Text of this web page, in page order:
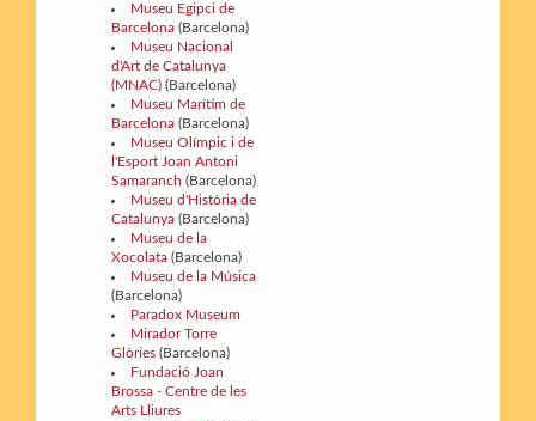
Museu Egipci de
Barcelona (Barcelona)
Museu Nacional
d'Art de Catalunya
(MNAC) (Barcelona)
Museu Marítim de
Barcelona (Barcelona)
Museu Olímpic i de
l'Esport Joan Antoni
Samaranch (Barcelona)
Museu d'Història de
Catalunya (Barcelona)
Museu de la
Xocolata (Barcelona)
Museu de la Música
(Barcelona)
Paradox Museum
Mirador Torre
Glòries (Barcelona)
Fundació Joan
Brossa - Centre de les
Arts Lliures